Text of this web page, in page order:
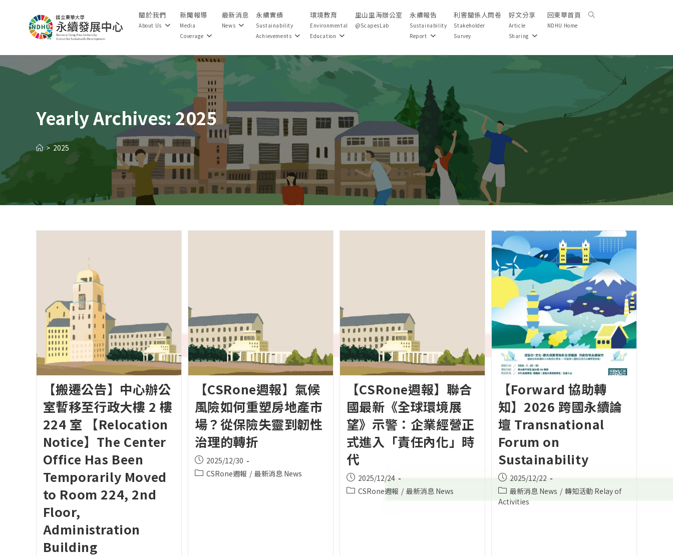
關於我們
About Us
新聞報導
Media
Coverage
最新消息
News
永續實績
Sustainability
Achievements
環境教育
Environmental
Education
里山里海辦公室
@ScapesLab
永續報告
Sustainability
Report
利害關係人問卷
Stakeholder
Survey
好文分享
Article
Sharing
回東華首頁
NDHU Home
Toggle
Yearly Archives: 2025
> 2025
【搬遷公告】中心辦公
室暫移至行政大樓 2 樓
224 室 【Relocation
Notice】The Center
Office Has Been
Temporarily Moved
to Room 224, 2nd
Floor,
Administration
Building
【CSRone週報】氣候
風險如何重塑房地產市
場？從保險失靈到韌性
治理的轉折
Post
published:
2025/12/30
PostCSRone週報 / 最新消息 News
【CSRone週報】聯合
國最新《全球環境展
望》示警：企業經營正
式進入「責任內化」時
代
Post
published:
2025/12/24
PostCSRone週報 / 最新消息 News
【Forward 協助轉
知】2026 跨國永續論
壇 Transnational
Forum on
Sustainability
Post
published:
2025/12/22
Post
category:
最新消息 News / 轉知活動 Relay of
Activities